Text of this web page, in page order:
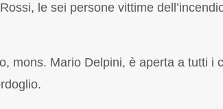
le sei persone vittime
mons. Mario Delpini, è aperta a tutti i